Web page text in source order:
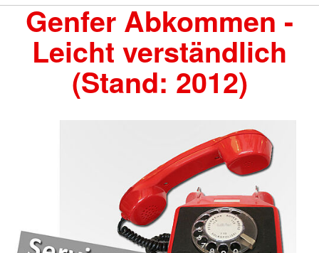
Genfer Abkommen -
Leicht verständlich
(Stand: 2012)